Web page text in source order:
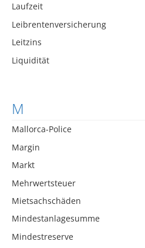
Laufzeit
Leibrentenversicherung
Leitzins
Liquidität
M
Mallorca-Police
Margin
Markt
Mehrwertsteuer
Mietsachschäden
Mindestanlagesumme
Mindestreserve